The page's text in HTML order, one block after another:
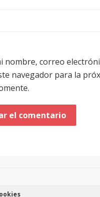
nombre, correo
navegador para la
Todos los contenidos de esta